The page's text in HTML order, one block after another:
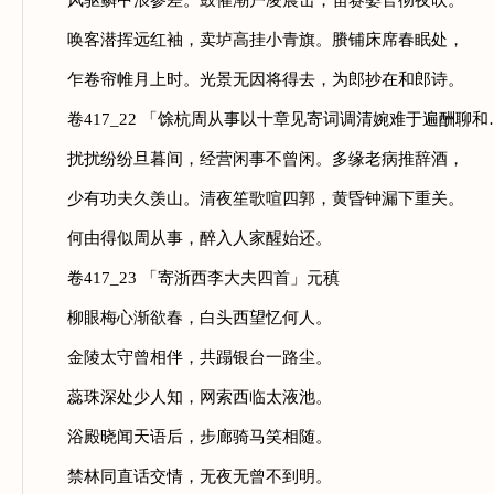
唤客潜挥远红袖，卖垆高挂小青旗。賸铺床席春眠处，
乍卷帘帷月上时。光景无因将得去，为郎抄在和郎诗。
卷417_22 「馀杭周从事以十章见寄词调清婉难于遍酬聊
扰扰纷纷旦暮间，经营闲事不曾闲。多缘老病推辞酒，
少有功夫久羡山。清夜笙歌喧四郭，黄昏钟漏下重关。
何由得似周从事，醉入人家醒始还。
卷417_23 「寄浙西李大夫四首」元稹
柳眼梅心渐欲春，白头西望忆何人。
金陵太守曾相伴，共蹋银台一路尘。
蕊珠深处少人知，网索西临太液池。
浴殿晓闻天语后，步廊骑马笑相随。
禁林同直话交情，无夜无曾不到明。